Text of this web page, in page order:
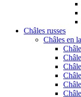
Châles russes
Châles en